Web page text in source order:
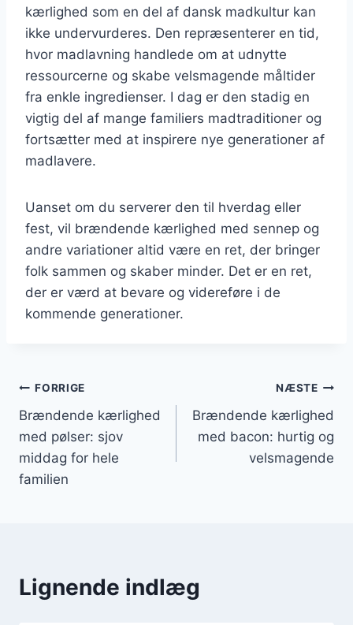
kærlighed som en del af dansk madkultur kan
ikke undervurderes. Den repræsenterer en tid,
hvor madlavning handlede om at udnytte
ressourcerne og skabe velsmagende måltider
fra enkle ingredienser. I dag er den stadig en
vigtig del af mange familiers madtraditioner og
fortsætter med at inspirere nye generationer af
madlavere.
Uanset om du serverer den til hverdag eller
fest, vil brændende kærlighed med sennep og
andre variationer altid være en ret, der bringer
folk sammen og skaber minder. Det er en ret,
der er værd at bevare og videreføre i de
kommende generationer.
Indlægsnavigation
FORRIGE
Brændende kærlighed
med pølser: sjov
middag for hele
familien
NÆSTE
Brændende kærlighed
med bacon: hurtig og
velsmagende
Lignende indlæg